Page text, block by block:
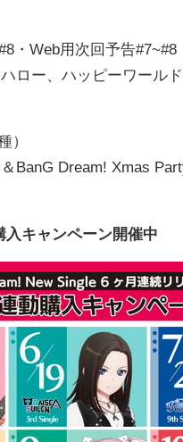
・Web用次回予告#7~#8
ロー、ハッピーワール
）
BanG Dream! Xmas
キャンペーン開催中